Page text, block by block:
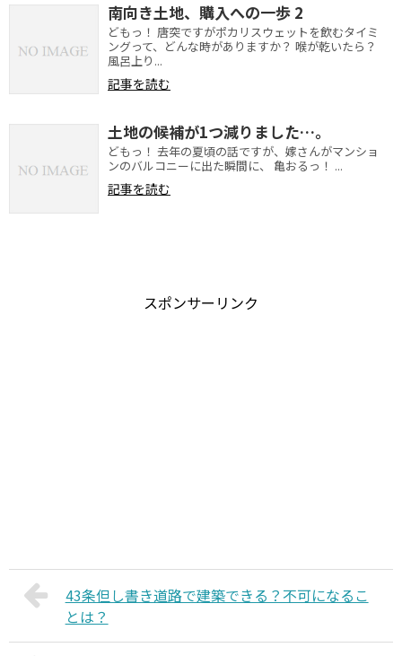
南向き土地、購入への一歩 2
どもっ！ 唐突ですがポカリスウェットを飲むタイミ
ングって、どんな時がありますか？ 喉が乾いたら？
風呂上り...
記事を読む
土地の候補が1つ減りました…。
どもっ！ 去年の夏頃の話ですが、嫁さんがマンショ
ンのバルコニーに出た瞬間に、 亀おるっ！ ...
記事を読む
スポンサーリンク
43条但し書き道路で建築できる？不可になるこ
とは？